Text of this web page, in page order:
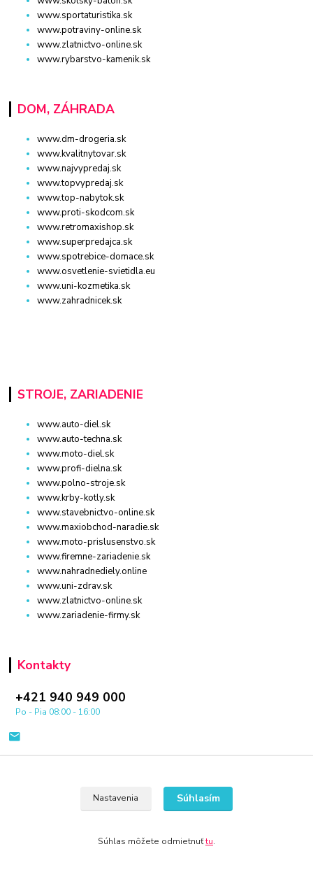
www.sportaturistika.sk
www.potraviny-online.sk
www.zlatnictvo-online.sk
www.rybarstvo-kamenik.sk
DOM, ZÁHRADA
www.dm-drogeria.sk
www.kvalitnytovar.sk
www.najvypredaj.sk
www.topvypredaj.sk
www.top-nabytok.sk
www.proti-skodcom.sk
www.retromaxishop.sk
www.superpredajca.sk
www.spotrebice-domace.sk
www.osvetlenie-svietidla.eu
www.uni-kozmetika.sk
www.zahradnicek.sk
STROJE, ZARIADENIE
www.auto-diel.sk
www.auto-techna.sk
www.moto-diel.sk
www.profi-dielna.sk
www.polno-stroje.sk
www.krby-kotly.sk
www.stavebnictvo-online.sk
www.maxiobchod-naradie.sk
www.moto-prislusenstvo.sk
www.firemne-zariadenie.sk
www.nahradnediely.online
www.uni-zdrav.sk
www.zlatnictvo-online.sk
www.zariadenie-firmy.sk
Kontakty
+421 940 949 000
Po - Pia 08:00 - 16:00
© 2024 Všetky práva vyhradené KAMENIK.SK
Nastavenia Súhlasím
Súhlas môžete odmietnuťtu.